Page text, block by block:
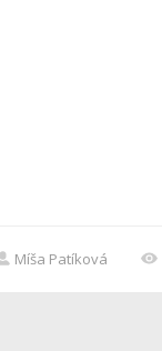
Míša Patíková